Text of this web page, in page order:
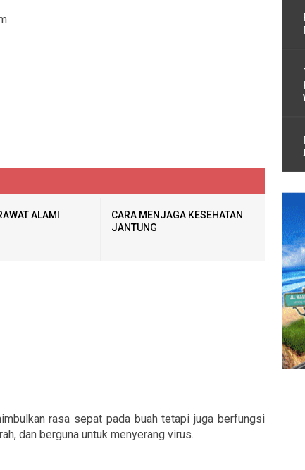
ALAMI
CARA MENJAGA KESEHATAN
JANTUNG
rasa sepat pada buah tetapi juga berfungsi
dan berguna untuk menyerang virus.